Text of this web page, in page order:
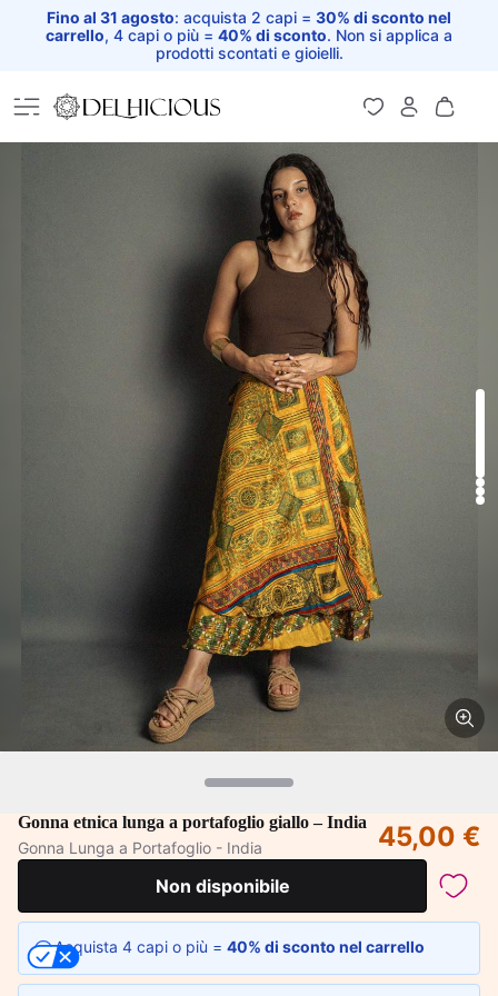
Fino al 31 agosto: acquista 2 capi = 30% di sconto nel
carrello, 4 capi o più = 40% di sconto. Non si applica a
prodotti scontati e gioielli.
Home
Gonna etnica lunga a portafoglio giallo – India
Gonna Lunga a Portafoglio - India
45,00 €
Non disponibile
Acquista 4 capi o più = 40% di sconto nel carrello